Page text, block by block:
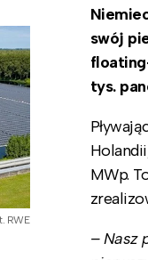
RWE
swój
tys.
MWp.
– Nasz